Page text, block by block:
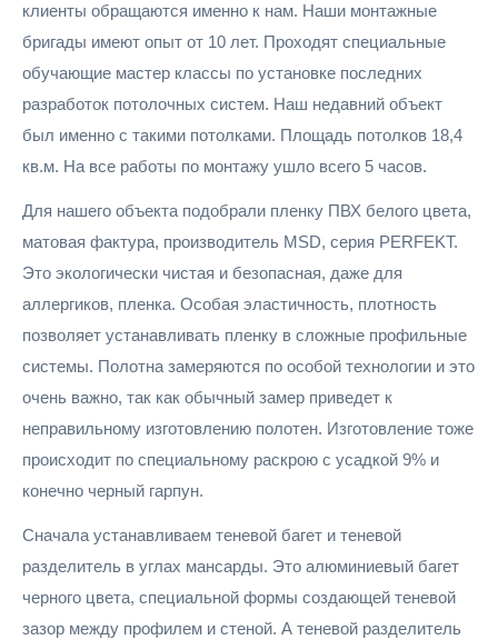
клиенты обращаются именно к нам. Наши монтажные
бригады имеют опыт от 10 лет. Проходят специальные
обучающие мастер классы по установке последних
разработок потолочных систем. Наш недавний объект
был именно с такими потолками. Площадь потолков 18,4
кв.м. На все работы по монтажу ушло всего 5 часов.
Для нашего объекта подобрали пленку ПВХ белого цвета,
матовая фактура, производитель MSD, серия PERFEKT.
Это экологически чистая и безопасная, даже для
аллергиков, пленка. Особая эластичность, плотность
позволяет устанавливать пленку в сложные профильные
системы. Полотна замеряются по особой технологии и это
очень важно, так как обычный замер приведет к
неправильному изготовлению полотен. Изготовление тоже
происходит по специальному раскрою с усадкой 9% и
конечно черный гарпун.
Сначала устанавливаем теневой багет и теневой
разделитель в углах мансарды. Это алюминиевый багет
черного цвета, специальной формы создающей теневой
зазор между профилем и стеной. А теневой разделитель